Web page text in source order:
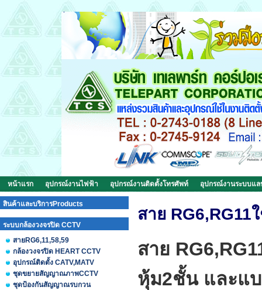
หน้าแรก อุปกรณ์งานไฟฟ้า อุปกรณ์งานติดตั้งโทรศัพท์ อุปกรณ์งานระบบแล
สินค้าและบริการProducts
ระบบกล้องวงจรปิด CCTV
สายRG6,11,58,59
กล้องวงจรปิด HEART CCTV
อุปกรณ์ติดตั้ง CATV,MATV
ชุดขยายสัญญาณภาพCCTV
ชุดป้องกันสัญญาณรบกวน
สาย RG6,RG11
สาย
หุ้ม2ชั้น และแ